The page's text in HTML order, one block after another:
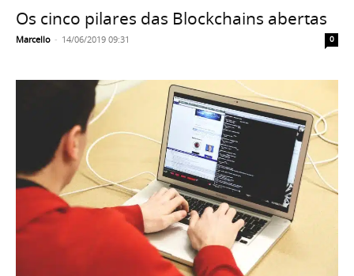
Os cinco pilares das Blockchains abertas
Marcello - 14/06/2019 09:31 0